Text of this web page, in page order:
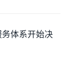
体系开始决